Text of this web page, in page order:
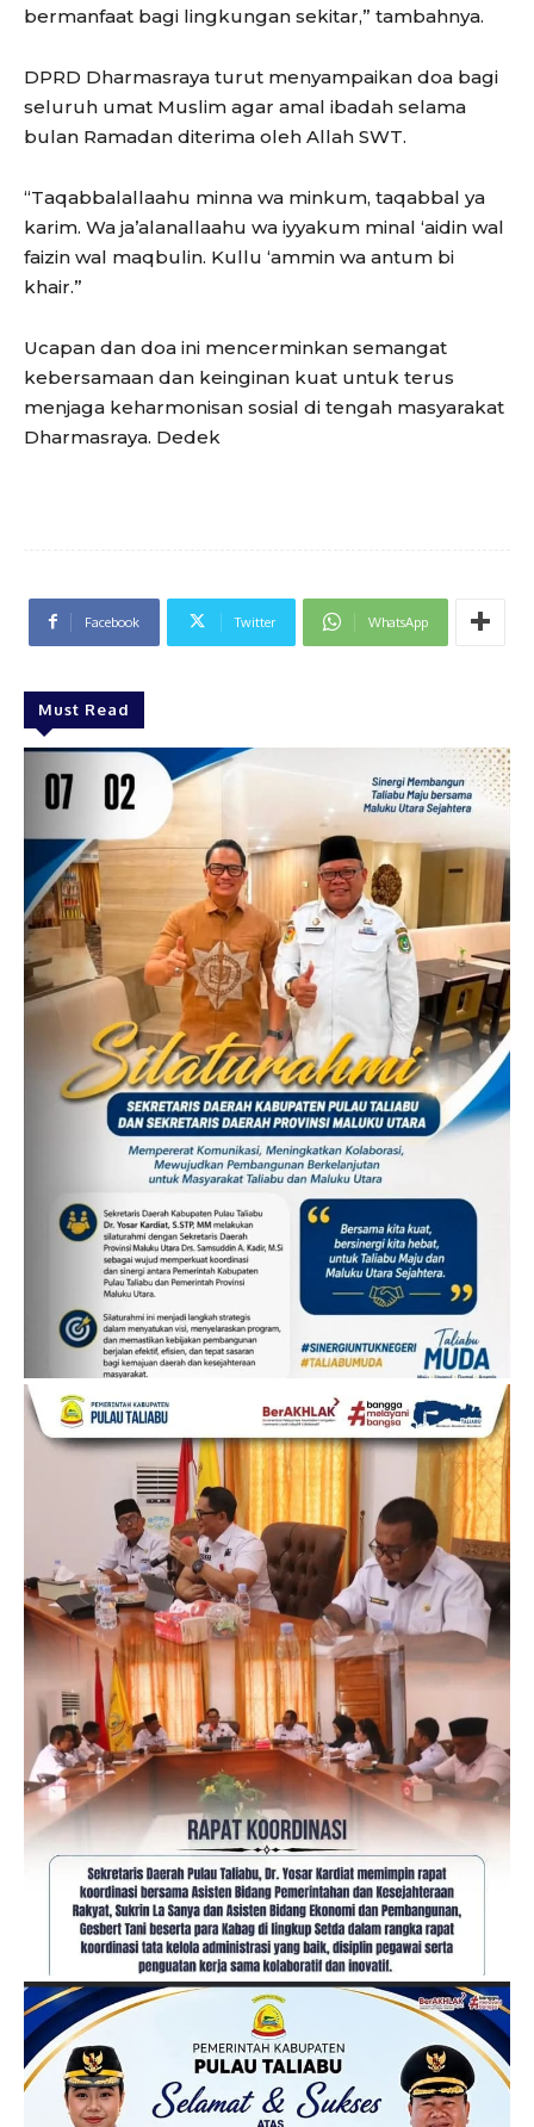
bermanfaat bagi lingkungan sekitar,” tambahnya.
DPRD Dharmasraya turut menyampaikan doa bagi
seluruh umat Muslim agar amal ibadah selama
bulan Ramadan diterima oleh Allah SWT.
“Taqabbalallaahu minna wa minkum, taqabbal ya
karim. Wa ja’alanallaahu wa iyyakum minal ‘aidin wal
faizin wal maqbulin. Kullu ‘ammin wa antum bi
khair.”
Ucapan dan doa ini mencerminkan semangat
kebersamaan dan keinginan kuat untuk terus
menjaga keharmonisan sosial di tengah masyarakat
Dharmasraya. Dedek
Facebook Twitter WhatsApp
Must Read